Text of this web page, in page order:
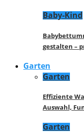
Baby-Kind
gestalten –
Garten
Garten
Effiziente
Auswahl,
Garten